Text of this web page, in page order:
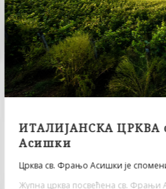
РИМСКЕ ТЕРМЕ -
Архитектонски остаци потичу из
Архитектонски остаци грађевине
„Зидине“, су темељи римског